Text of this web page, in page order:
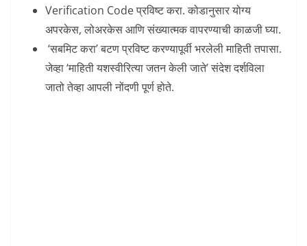
Verification Code प्रविष्ट करा. कोडानुसार योग्य
अपरकेस, लोअरकेस आणि संख्यात्मक वापरण्याची काळजी घ्या.
‘सबमिट करा’ बटण प्रविष्ट करण्यापूर्वी भरलेली माहिती तपासा.
जेव्हा ‘माहिती यशस्वीरित्या जतन केली जाते’ संदेश दर्शविला
जातो तेव्हा आपली नोंदणी पूर्ण होते.